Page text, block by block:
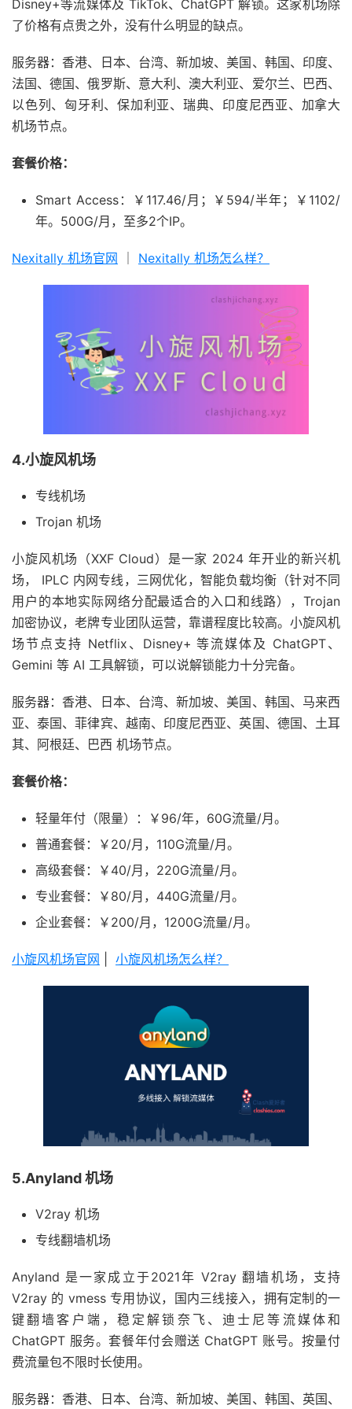
Disney+等流媒体及 TikTok、ChatGPT 解锁。这家机场除
了价格有点贵之外，没有什么明显的缺点。
服务器：香港、日本、台湾、新加坡、美国、韩国、印度、
法国、德国、俄罗斯、意大利、澳大利亚、爱尔兰、巴西、
以色列、匈牙利、保加利亚、瑞典、印度尼西亚、加拿大
机场节点。
套餐价格：
Smart Access：￥117.46/月；￥594/半年；￥1102/
年。500G/月，至多2个IP。
Nexitally 机场官网 Nexitally 机场怎么样？
4.小旋风机场
专线机场
Trojan 机场
小旋风机场（XXF Cloud）是一家 2024 年开业的新兴机
场， IPLC 内网专线，三网优化，智能负载均衡（针对不同
用户的本地实际网络分配最适合的入口和线路），Trojan
加密协议，老牌专业团队运营，靠谱程度比较高。小旋风机
场节点支持 Netflix、Disney+ 等流媒体及 ChatGPT、
Gemini 等 AI 工具解锁，可以说解锁能力十分完备。
服务器：香港、日本、台湾、新加坡、美国、韩国、马来西
亚、泰国、菲律宾、越南、印度尼西亚、英国、德国、土耳
其、阿根廷、巴西 机场节点。
套餐价格：
轻量年付（限量）：￥96/年，60G流量/月。
普通套餐：￥20/月，110G流量/月。
高级套餐：￥40/月，220G流量/月。
专业套餐：￥80/月，440G流量/月。
企业套餐：￥200/月，1200G流量/月。
小旋风机场官网 小旋风机场怎么样？
5.Anyland 机场
V2ray 机场
专线翻墙机场
Anyland 是一家成立于2021年 V2ray 翻墙机场，支持
V2ray 的 vmess 专用协议，国内三线接入，拥有定制的一
键翻墙客户端，稳定解锁奈飞、迪士尼等流媒体和
ChatGPT 服务。套餐年付会赠送 ChatGPT 账号。按量付
费流量包不限时长使用。
服务器：香港、日本、台湾、新加坡、美国、韩国、英国、